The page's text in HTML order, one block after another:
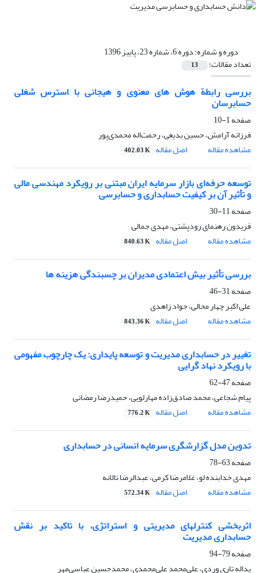
دوره و شماره:دوره 6، شماره 23، پاییز 1396
تعداد مقالات: 13
بررسی رابطة هوش های معنوی و هیجانی با استرس شغلی
حسابرسان
صفحه1-10
فرزانه آرامش، حسین بدیعی، رحمت‌اله محمدی‌پور
مشاهده مقاله
اصل مقاله 402.03 K
توسعه حرفه‌ای بازار سرمایه ایران مبتنی بر رویکرد مهندسی مالی
و تأثیر آن بر کیفیت حسابداری و حسابرسی
صفحه11-30
فریدون رهنمای رودپشتی، مهدی جمالی
مشاهده مقاله
اصل مقاله 840.63 K
بررسی تأثیر بیش اعتمادی مدیران بر چسبندگی هزینه ها
صفحه31-46
علی اکبر چهار محالی، جواد زاهدی
مشاهده مقاله
اصل مقاله 843.36 K
تغییر در حسابداری مدیریت و توسعه پایداری: یک چارچوب مفهومی
با رویکرد نهاد گرایی
صفحه47-62
پیام شجاعی، محمد صادق‌زاده مهارلویی، حمیدرضا رمضانی
مشاهده مقاله
اصل مقاله 776.2 K
تدوین مدل گزارشگری سرمایه انسانی در حسابداری
صفحه63-78
مهدی خدابنده لو، غلامرضا کرمی، عبدالرضا تالانه
مشاهده مقاله
اصل مقاله 572.34 K
اثربخشی کنترلهای مدیریتی و استراتژی، با تاکید بر نقش
حسابداری مدیریت
صفحه79-94
یداله تاری وردی، علی‌محمد علی‌محمدی، محمدحسین عباسی‌مهر